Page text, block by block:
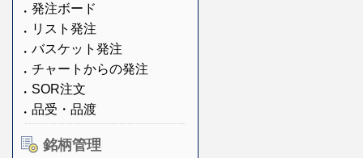
発注ボード
リスト発注
バスケット発注
チャートからの発注
SOR注文
品受・品渡
銘柄管理